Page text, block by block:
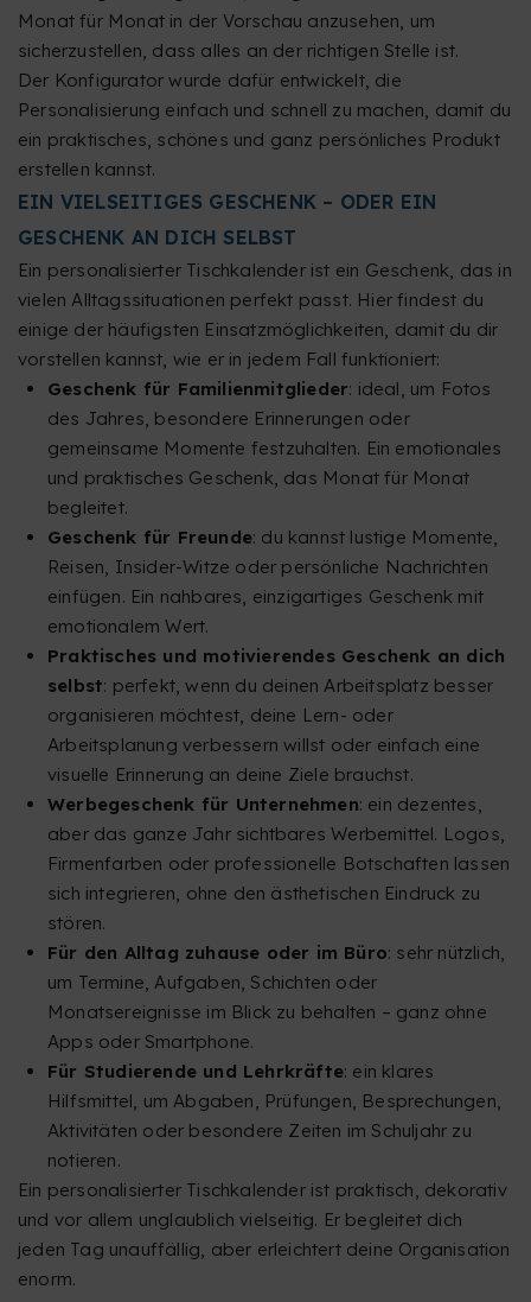
Monat für Monat in der Vorschau anzusehen, um
sicherzustellen, dass alles an der richtigen Stelle ist.
Der Konfigurator wurde dafür entwickelt, die
Personalisierung einfach und schnell zu machen, damit du
ein praktisches, schönes und ganz persönliches Produkt
erstellen kannst.
EIN VIELSEITIGES GESCHENK – ODER EIN
GESCHENK AN DICH SELBST
Ein personalisierter Tischkalender ist ein Geschenk, das in
vielen Alltagssituationen perfekt passt. Hier findest du
einige der häufigsten Einsatzmöglichkeiten, damit du dir
vorstellen kannst, wie er in jedem Fall funktioniert:
Geschenk für Familienmitglieder: ideal, um Fotos
des Jahres, besondere Erinnerungen oder
gemeinsame Momente festzuhalten. Ein emotionales
und praktisches Geschenk, das Monat für Monat
begleitet.
Geschenk für Freunde: du kannst lustige Momente,
Reisen, Insider-Witze oder persönliche Nachrichten
einfügen. Ein nahbares, einzigartiges Geschenk mit
emotionalem Wert.
Praktisches und motivierendes Geschenk an dich
selbst: perfekt, wenn du deinen Arbeitsplatz besser
organisieren möchtest, deine Lern- oder
Arbeitsplanung verbessern willst oder einfach eine
visuelle Erinnerung an deine Ziele brauchst.
Werbegeschenk für Unternehmen: ein dezentes,
aber das ganze Jahr sichtbares Werbemittel. Logos,
Firmenfarben oder professionelle Botschaften lassen
sich integrieren, ohne den ästhetischen Eindruck zu
stören.
Für den Alltag zuhause oder im Büro: sehr nützlich,
um Termine, Aufgaben, Schichten oder
Monatsereignisse im Blick zu behalten – ganz ohne
Apps oder Smartphone.
Für Studierende und Lehrkräfte: ein klares
Hilfsmittel, um Abgaben, Prüfungen, Besprechungen,
Aktivitäten oder besondere Zeiten im Schuljahr zu
notieren.
Ein personalisierter Tischkalender ist praktisch, dekorativ
und vor allem unglaublich vielseitig. Er begleitet dich
jeden Tag unauffällig, aber erleichtert deine Organisation
enorm.